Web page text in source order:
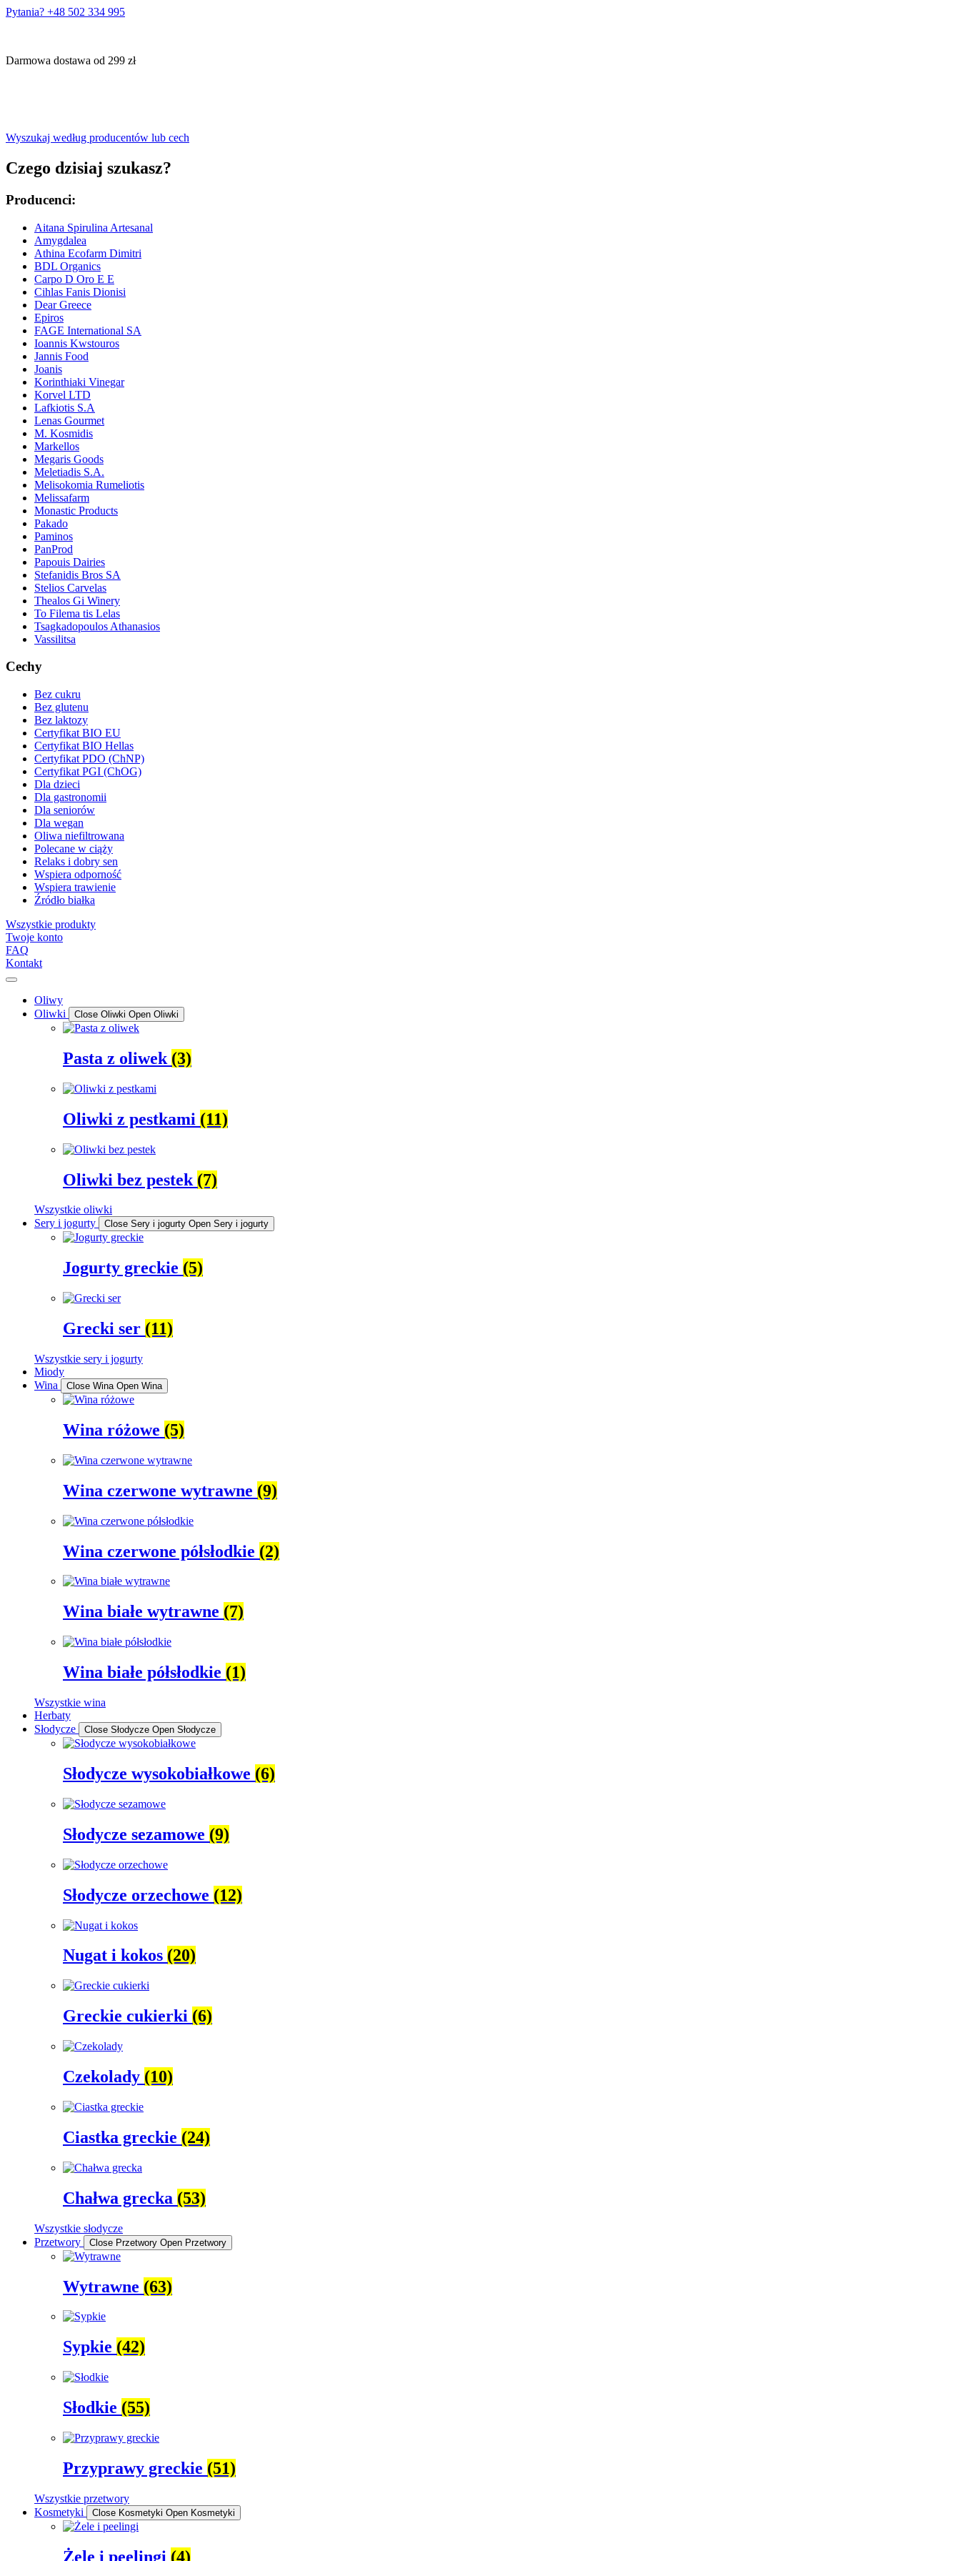
Pytania? +48 502 334 995
Darmowa dostawa od 299 zł
Wyszukaj według producentów lub cech
Czego dzisiaj szukasz?
Producenci:
Aitana Spirulina Artesanal
Amygdalea
Athina Ecofarm Dimitri
BDL Organics
Carpo D Oro E E
Cihlas Fanis Dionisi
Dear Greece
Epiros
FAGE International SA
Ioannis Kwstouros
Jannis Food
Joanis
Korinthiaki Vinegar
Korvel LTD
Lafkiotis S.A
Lenas Gourmet
M. Kosmidis
Markellos
Megaris Goods
Meletiadis S.A.
Melisokomia Rumeliotis
Melissafarm
Monastic Products
Pakado
Paminos
PanProd
Papouis Dairies
Stefanidis Bros SA
Stelios Carvelas
Thealos Gi Winery
To Filema tis Lelas
Tsagkadopoulos Athanasios
Vassilitsa
Cechy
Bez cukru
Bez glutenu
Bez laktozy
Certyfikat BIO EU
Certyfikat BIO Hellas
Certyfikat PDO (ChNP)
Certyfikat PGI (ChOG)
Dla dzieci
Dla gastronomii
Dla seniorów
Dla wegan
Oliwa niefiltrowana
Polecane w ciąży
Relaks i dobry sen
Wspiera odporność
Wspiera trawienie
Źródło białka
Wszystkie produkty
Twoje konto
FAQ
Kontakt
Oliwy
Oliwki
Close Oliwki Open Oliwki
Pasta z oliwek (3)
Oliwki z pestkami (11)
Oliwki bez pestek (7)
Wszystkie oliwki
Sery i jogurty
Close Sery i jogurty Open Sery i jogurty
Jogurty greckie (5)
Grecki ser (11)
Wszystkie sery i jogurty
Miody
Wina
Close Wina Open Wina
Wina różowe (5)
Wina czerwone wytrawne (9)
Wina czerwone półsłodkie (2)
Wina białe wytrawne (7)
Wina białe półsłodkie (1)
Wszystkie wina
Herbaty
Słodycze
Close Słodycze Open Słodycze
Słodycze wysokobiałkowe (6)
Słodycze sezamowe (9)
Słodycze orzechowe (12)
Nugat i kokos (20)
Greckie cukierki (6)
Czekolady (10)
Ciastka greckie (24)
Chałwa grecka (53)
Wszystkie słodycze
Przetwory
Close Przetwory Open Przetwory
Wytrawne (63)
Sypkie (42)
Słodkie (55)
Przyprawy greckie (51)
Wszystkie przetwory
Kosmetyki
Close Kosmetyki Open Kosmetyki
Żele i peelingi (4)